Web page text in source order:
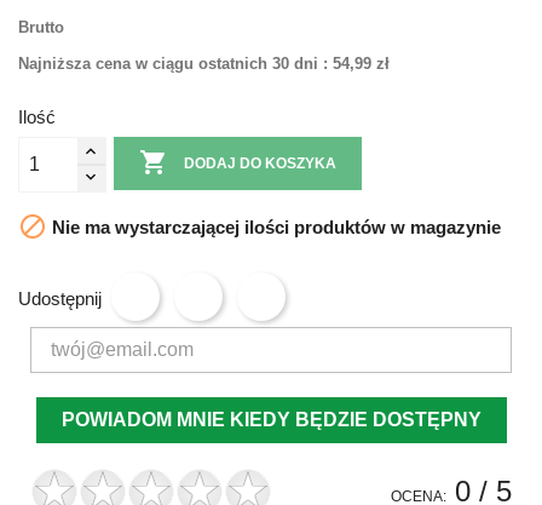
Brutto
Najniższa cena w ciągu ostatnich 30 dni : 54,99 zł
Ilość
 DODAJ DO KOSZYKA
 Nie ma wystarczającej ilości produktów w magazynie
Udostępnij
POWIADOM MNIE KIEDY BĘDZIE DOSTĘPNY
OCENA: 0 / 5